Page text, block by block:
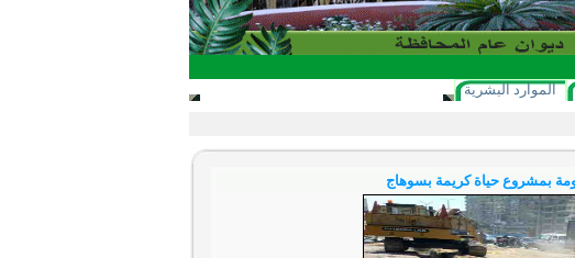
الموارد البشرية